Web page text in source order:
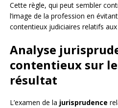
Cette règle, qui peut sembler
l’image de la profession en
contentieux judiciaires relatifs
Analyse
contentieux sur
résultat
L’examen de la jurisprudence